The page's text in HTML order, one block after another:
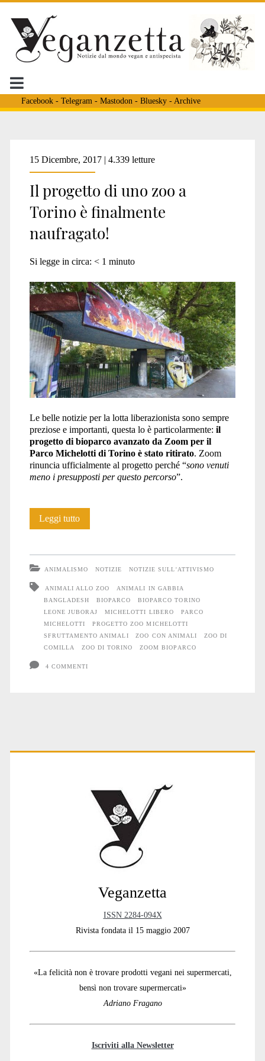
Facebook- Telegram - Mastodon - Bluesky- Archive
Tag:
<span>zoo
comilla</span>
15 Dicembre, 2017 | 4.339 letture
Il progetto di uno zoo a
Torino è finalmente
naufragato!
Si legge in circa: < 1 minuto
Le belle notizie per la lotta liberazionista sono sempre
preziose e importanti, questa lo è particolarmente: il
progetto di bioparco avanzato da Zoom per il
Parco Michelotti di Torino è stato ritirato. Zoom
rinuncia ufficialmente al progetto perché “sono venuti
meno i presupposti per questo percorso”.
Leggi tuttoIl
zoo
a
Torino
è
ANIMALISMO NOTIZIE NOTIZIE SULL'ATTIVISMO
ANIMALI ALLO ZOO
ANIMALI IN GABBIA
BANGLADESH
BIOPARCO
BIOPARCO TORINO
LEONE JUBORAJ
MICHELOTTI LIBERO
PARCO
MICHELOTTI
PROGETTO ZOO MICHELOTTI
SFRUTTAMENTO ANIMALI
ZOO CON ANIMALI
ZOO DI
COMILLA
ZOO DI TORINO ZOOM BIOPARCO
4 COMMENTI
Primary
Veganzetta
ISSN 2284-094X
Rivista fondata il 15 maggio 2007
«La felicità non è trovare prodotti vegani nei supermercati,
bensì non trovare supermercati»
Adriano Fragano
Iscriviti alla Newsletter